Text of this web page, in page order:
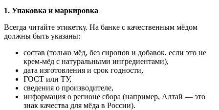
1. Упаковка и маркировка
Всегда читайте этикетку. На банке с качественным мёдом
должны быть указаны:
состав (только мёд, без сиропов и добавок, если это не
крем-мёд с натуральными ингредиентами),
дата изготовления и срок годности,
ГОСТ или ТУ,
сведения о производителе,
информация о регионе сбора (например, Алтай — это
знак качества для мёда в России).